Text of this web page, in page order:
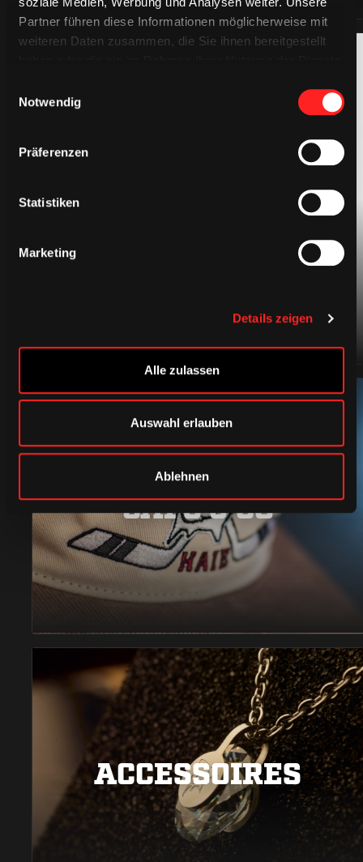
Partner führen diese Informationen möglicherweise mit
weiteren Daten zusammen, die Sie ihnen bereitgestellt
Notwendig
Präferenzen
Statistiken
Marketing
Details zeigen
Alle zulassen
Auswahl erlauben
Ablehnen
CAPS & CO
ACCESSOIRES